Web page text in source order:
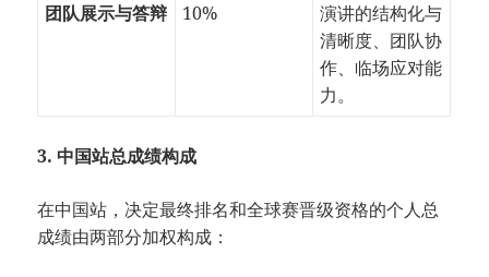
团队展示与答辩
10%
演讲的结构化与
清晰度、团队协
作、临场应对能
力。
3. 中国站总成绩构成
在中国站，决定最终排名和全球赛晋级资格的个人总
成绩由两部分加权构成：